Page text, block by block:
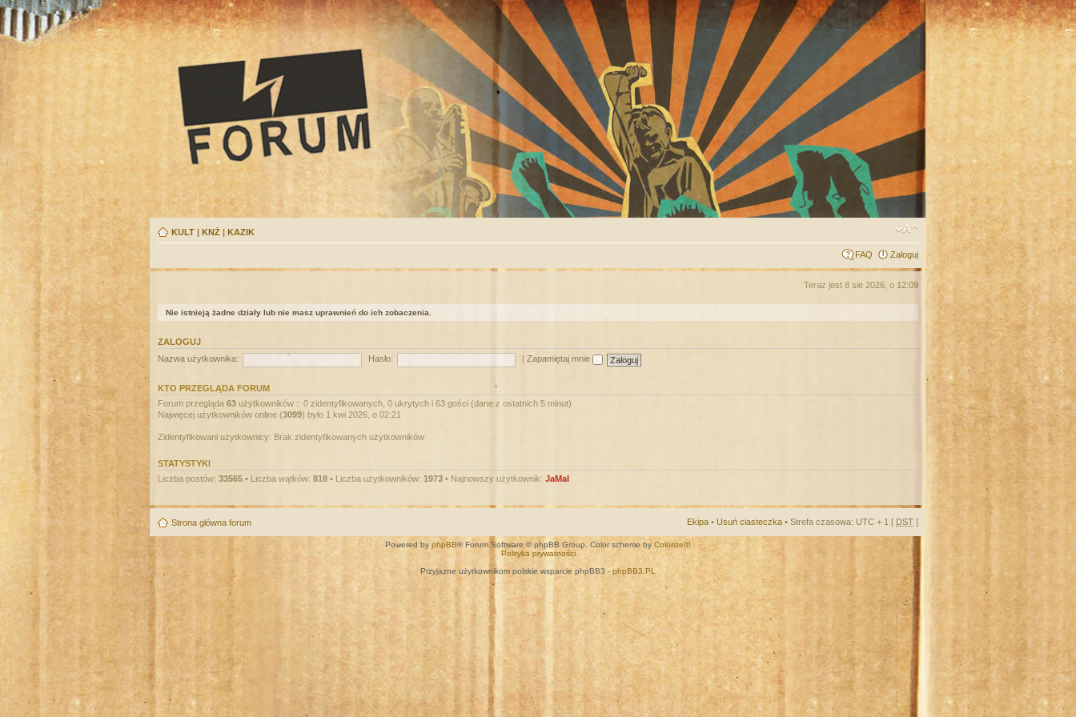
KULT | KNŻ | KAZIK
FAQ Zaloguj
Teraz jest 8 sie 2026, o 12:09
Nie istnieją żadne działy lub nie masz uprawnień do ich zobaczenia.
ZALOGUJ
Nazwa użytkownika:
Hasło: Zapamiętaj mnie
KTO PRZEGLĄDA FORUM
Forum przegląda 63 użytkowników :: 0 zidentyfikowanych, 0 ukrytych i 63 gości (dane z ostatnich 5 minut)
Najwięcej użytkowników online (3099) było 1 kwi 2026, o 02:21
Zidentyfikowani użytkownicy: Brak zidentyfikowanych użytkowników
STATYSTYKI
Liczba postów: 33565 • Liczba wątków: 818 • Liczba użytkowników: 1973 • Najnowszy użytkownik: JaMal
Strona główna forum Ekipa • Usuń ciasteczka • Strefa czasowa: UTC + 1 [ DST ]
Powered by phpBB® Forum Software © phpBB Group. Color scheme by ColorizeIt!
Polityka prywatności
Przyjazne użytkownikom polskie wsparcie phpBB3 - phpBB3.PL